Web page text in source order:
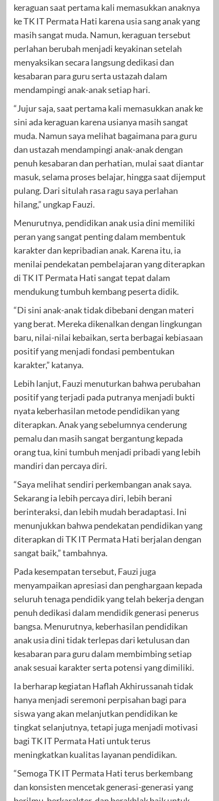
keraguan saat pertama kali memasukkan anaknya
ke TK IT Permata Hati karena usia sang anak yang
masih sangat muda. Namun, keraguan tersebut
perlahan berubah menjadi keyakinan setelah
menyaksikan secara langsung dedikasi dan
kesabaran para guru serta ustazah dalam
mendampingi anak-anak setiap hari.
“Jujur saja, saat pertama kali memasukkan anak ke
sini ada keraguan karena usianya masih sangat
muda. Namun saya melihat bagaimana para guru
dan ustazah mendampingi anak-anak dengan
penuh kesabaran dan perhatian, mulai saat diantar
masuk, selama proses belajar, hingga saat dijemput
pulang. Dari situlah rasa ragu saya perlahan
hilang,” ungkap Fauzi.
Menurutnya, pendidikan anak usia dini memiliki
peran yang sangat penting dalam membentuk
karakter dan kepribadian anak. Karena itu, ia
menilai pendekatan pembelajaran yang diterapkan
di TK IT Permata Hati sangat tepat dalam
mendukung tumbuh kembang peserta didik.
“Di sini anak-anak tidak dibebani dengan materi
yang berat. Mereka dikenalkan dengan lingkungan
baru, nilai-nilai kebaikan, serta berbagai kebiasaan
positif yang menjadi fondasi pembentukan
karakter,” katanya.
Lebih lanjut, Fauzi menuturkan bahwa perubahan
positif yang terjadi pada putranya menjadi bukti
nyata keberhasilan metode pendidikan yang
diterapkan. Anak yang sebelumnya cenderung
pemalu dan masih sangat bergantung kepada
orang tua, kini tumbuh menjadi pribadi yang lebih
mandiri dan percaya diri.
“Saya melihat sendiri perkembangan anak saya.
Sekarang ia lebih percaya diri, lebih berani
berinteraksi, dan lebih mudah beradaptasi. Ini
menunjukkan bahwa pendekatan pendidikan yang
diterapkan di TK IT Permata Hati berjalan dengan
sangat baik,” tambahnya.
Pada kesempatan tersebut, Fauzi juga
menyampaikan apresiasi dan penghargaan kepada
seluruh tenaga pendidik yang telah bekerja dengan
penuh dedikasi dalam mendidik generasi penerus
bangsa. Menurutnya, keberhasilan pendidikan
anak usia dini tidak terlepas dari ketulusan dan
kesabaran para guru dalam membimbing setiap
anak sesuai karakter serta potensi yang dimiliki.
Ia berharap kegiatan Haflah Akhirussanah tidak
hanya menjadi seremoni perpisahan bagi para
siswa yang akan melanjutkan pendidikan ke
tingkat selanjutnya, tetapi juga menjadi motivasi
bagi TK IT Permata Hati untuk terus
meningkatkan kualitas layanan pendidikan.
“Semoga TK IT Permata Hati terus berkembang
dan konsisten mencetak generasi-generasi yang